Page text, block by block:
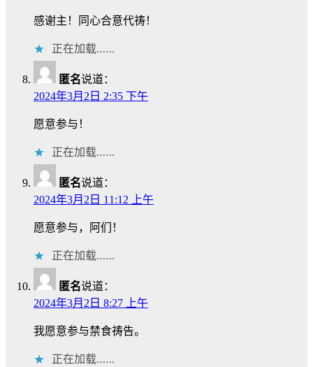
感谢主！同心合意代祷！
正在加载……
匿名说道：
2024年3月2日 2:35 下午
愿意参与！
正在加载……
匿名说道：
2024年3月2日 11:12 上午
愿意参与，阿们！
正在加载……
匿名说道：
2024年3月2日 8:27 上午
我愿意参与禁食祷告。
正在加载……